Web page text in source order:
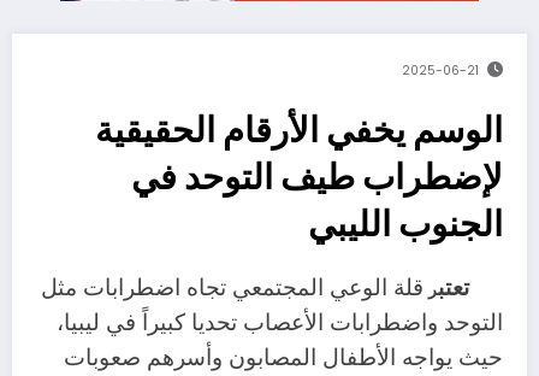
2025-06-21
الوسم يخفي الأرقام الحقيقية
لإضطراب طيف التوحد في
الجنوب الليبي
تعتبر قلة الوعي المجتمعي تجاه اضطرابات مثل
التوحد واضطرابات الأعصاب تحديا كبيراً في ليبيا،
حيث يواجه الأطفال المصابون وأسرهم صعوبات